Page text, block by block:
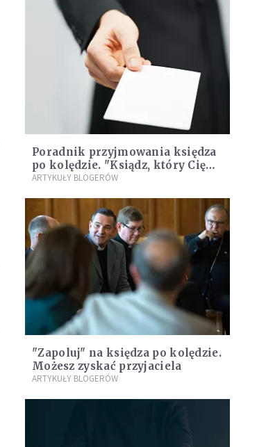
Poradnik przyjmowania księdza
po kolędzie. "Ksiądz, który Cię
odwiedzi nie jest Konferencją
ARTYKUŁY BLOGERÓW
"Zapoluj" na księdza po kolędzie.
Możesz zyskać przyjaciela
ARTYKUŁY BLOGERÓW